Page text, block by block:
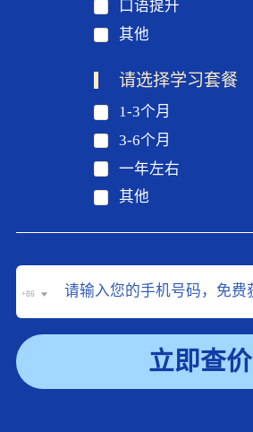
口语提升
其他
请选择学习套餐
1-3个月
3-6个月
一年左右
其他
+86
立即查价